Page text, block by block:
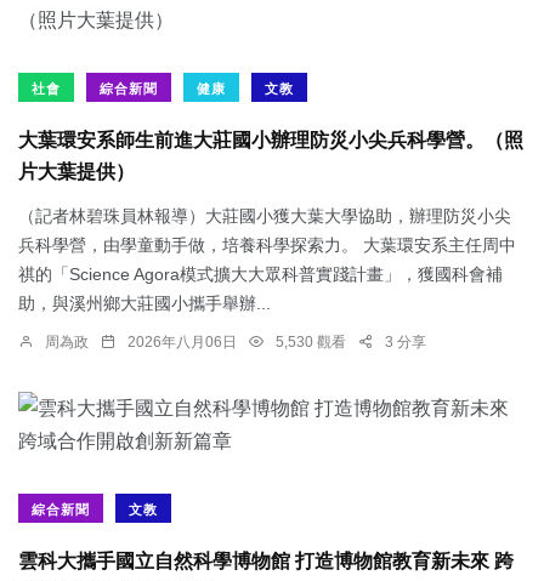
社會 綜合新聞 健康 文教
大葉環安系師生前進大莊國小辦理防災小尖兵科學營。（照
片大葉提供）
（記者林碧珠員林報導）大莊國小獲大葉大學協助，辦理防災小尖
兵科學營，由學童動手做，培養科學探索力。 大葉環安系主任周中
祺的「Science Agora模式擴大大眾科普實踐計畫」，獲國科會補
助，與溪州鄉大莊國小攜手舉辦...
周為政 2026年八月06日 5,530 觀看 3 分享
綜合新聞 文教
雲科大攜手國立自然科學博物館 打造博物館教育新未來 跨